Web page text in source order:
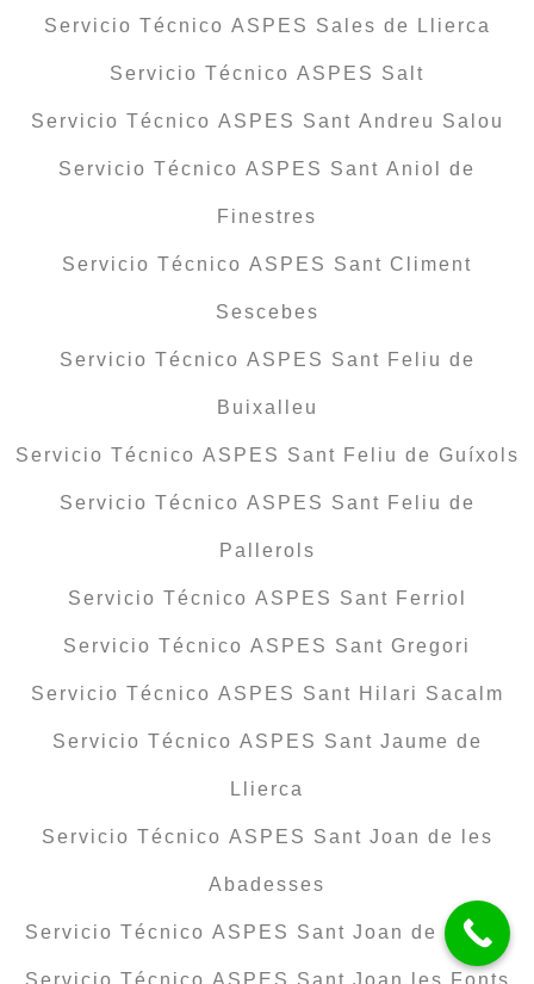
Servicio Técnico ASPES Sales de Llierca
Servicio Técnico ASPES Salt
Servicio Técnico ASPES Sant Andreu Salou
Servicio Técnico ASPES Sant Aniol de
Finestres
Servicio Técnico ASPES Sant Climent
Sescebes
Servicio Técnico ASPES Sant Feliu de
Buixalleu
Servicio Técnico ASPES Sant Feliu de Guíxols
Servicio Técnico ASPES Sant Feliu de
Pallerols
Servicio Técnico ASPES Sant Ferriol
Servicio Técnico ASPES Sant Gregori
Servicio Técnico ASPES Sant Hilari Sacalm
Servicio Técnico ASPES Sant Jaume de
Llierca
Servicio Técnico ASPES Sant Joan de les
Abadesses
Servicio Técnico ASPES Sant Joan de Mollet
Servicio Técnico ASPES Sant Joan les Fonts